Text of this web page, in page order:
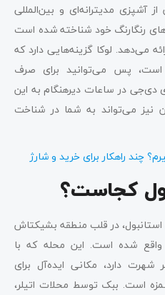
آشپزی مدیترانه‌ای و بین‌المللی
رنگارنگ خود شناخته شده است
ارائه می‌دهد. لوکا گزینه‌هایی دارد که
است، پس می‌توانید برای صرف
دی‌جی در ساعات دیرهنگام به این
نیز می‌تواند به شما در شناخت
چند راهکار برای خرید و شارژ
کجاست؟
استانبول، در قلب منطقه بشیکتاش
شده است. این محله که با
دارد، مکانی ایده‌آل برای
است. ببک توسط محلات اتیلر،